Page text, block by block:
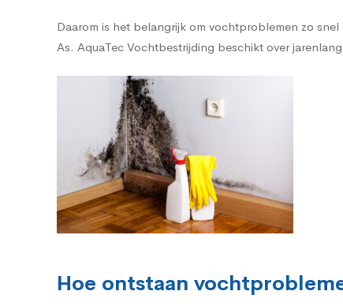
Daarom is het belangrijk om vochtproblemen zo
As. AquaTec Vochtbestrijding beschikt over
Hoe ontstaan